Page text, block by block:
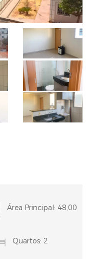
Área Principal: 48,00
Quartos: 2